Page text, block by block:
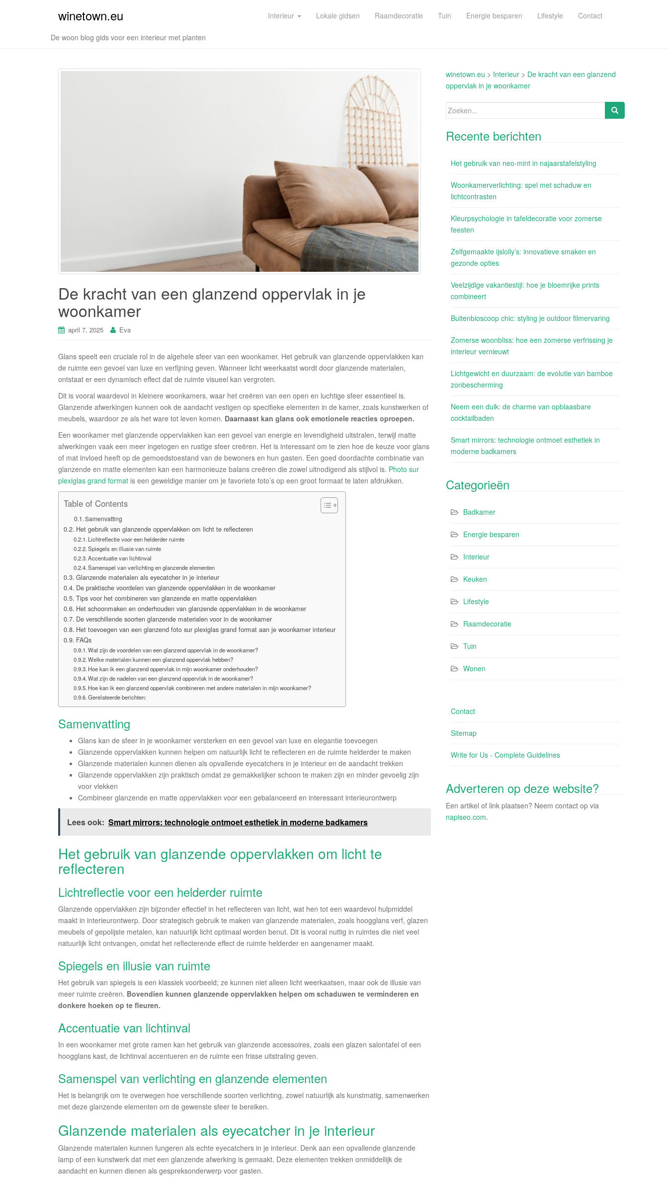
winetown.eu
De woon blog gids voor een interieur met planten
Interieur Lokale gidsen Raamdecoratie Tuin Energie besparen Lifestyle Contact
De kracht van een glanzend oppervlak in je
woonkamer
april 7, 2025 Eva
Glans speelt een cruciale rol in de algehele sfeer van een woonkamer. Het gebruik van glanzende oppervlakken kan
de ruimte een gevoel van luxe en verfijning geven. Wanneer licht weerkaatst wordt door glanzende materialen,
ontstaat er een dynamisch effect dat de ruimte visueel kan vergroten.
Dit is vooral waardevol in kleinere woonkamers, waar het creëren van een open en luchtige sfeer essentieel is.
Glanzende afwerkingen kunnen ook de aandacht vestigen op specifieke elementen in de kamer, zoals kunstwerken of
meubels, waardoor ze als het ware tot leven komen. Daarnaast kan glans ook emotionele reacties oproepen.
Een woonkamer met glanzende oppervlakken kan een gevoel van energie en levendigheid uitstralen, terwijl matte
afwerkingen vaak een meer ingetogen en rustige sfeer creëren. Het is interessant om te zien hoe de keuze voor glans
of mat invloed heeft op de gemoedstoestand van de bewoners en hun gasten. Een goed doordachte combinatie van
glanzende en matte elementen kan een harmonieuze balans creëren die zowel uitnodigend als stijlvol is. Photo sur
plexiglas grand format is een geweldige manier om je favoriete foto’s op een groot formaat te laten afdrukken.
Table of Contents
Samenvatting
Het gebruik van glanzende oppervlakken om licht te reflecteren
Lichtreflectie voor een helderder ruimte
Spiegels en illusie van ruimte
Accentuatie van lichtinval
Samenspel van verlichting en glanzende elementen
Glanzende materialen als eyecatcher in je interieur
De praktische voordelen van glanzende oppervlakken in de woonkamer
Tips voor het combineren van glanzende en matte oppervlakken
Het schoonmaken en onderhouden van glanzende oppervlakken in de woonkamer
De verschillende soorten glanzende materialen voor in de woonkamer
Het toevoegen van een glanzend foto sur plexiglas grand format aan je woonkamer interieur
FAQs
Wat zijn de voordelen van een glanzend oppervlak in de woonkamer?
Welke materialen kunnen een glanzend oppervlak hebben?
Hoe kan ik een glanzend oppervlak in mijn woonkamer onderhouden?
Wat zijn de nadelen van een glanzend oppervlak in de woonkamer?
Hoe kan ik een glanzend oppervlak combineren met andere materialen in mijn woonkamer?
Gerelateerde berichten:
Samenvatting
Glans kan de sfeer in je woonkamer versterken en een gevoel van luxe en elegantie toevoegen
Glanzende oppervlakken kunnen helpen om natuurlijk licht te reflecteren en de ruimte helderder te maken
Glanzende materialen kunnen dienen als opvallende eyecatchers in je interieur en de aandacht trekken
Glanzende oppervlakken zijn praktisch omdat ze gemakkelijker schoon te maken zijn en minder gevoelig zijn
voor vlekken
Combineer glanzende en matte oppervlakken voor een gebalanceerd en interessant interieurontwerp
Lees ook: Smart mirrors: technologie ontmoet esthetiek in moderne badkamers
Het gebruik van glanzende oppervlakken om licht te
reflecteren
Lichtreflectie voor een helderder ruimte
Glanzende oppervlakken zijn bijzonder effectief in het reflecteren van licht, wat hen tot een waardevol hulpmiddel
maakt in interieurontwerp. Door strategisch gebruik te maken van glanzende materialen, zoals hoogglans verf, glazen
meubels of gepolijste metalen, kan natuurlijk licht optimaal worden benut. Dit is vooral nuttig in ruimtes die niet veel
natuurlijk licht ontvangen, omdat het reflecterende effect de ruimte helderder en aangenamer maakt.
Spiegels en illusie van ruimte
Het gebruik van spiegels is een klassiek voorbeeld; ze kunnen niet alleen licht weerkaatsen, maar ook de illusie van
meer ruimte creëren. Bovendien kunnen glanzende oppervlakken helpen om schaduwen te verminderen en
donkere hoeken op te fleuren.
Accentuatie van lichtinval
In een woonkamer met grote ramen kan het gebruik van glanzende accessoires, zoals een glazen salontafel of een
hoogglans kast, de lichtinval accentueren en de ruimte een frisse uitstraling geven.
Samenspel van verlichting en glanzende elementen
Het is belangrijk om te overwegen hoe verschillende soorten verlichting, zowel natuurlijk als kunstmatig, samenwerken
met deze glanzende elementen om de gewenste sfeer te bereiken.
Glanzende materialen als eyecatcher in je interieur
Glanzende materialen kunnen fungeren als echte eyecatchers in je interieur. Denk aan een opvallende glanzende
lamp of een kunstwerk dat met een glanzende afwerking is gemaakt. Deze elementen trekken onmiddellijk de
aandacht en kunnen dienen als gespreksonderwerp voor gasten.
winetown.eu > Interieur > De kracht van een glanzend
oppervlak in je woonkamer
Zoeken
Recente berichten
Het gebruik van neo-mint in najaarstafelstyling
Woonkamerverlichting: spel met schaduw en
lichtcontrasten
Kleurpsychologie in tafeldecoratie voor zomerse
feesten
Zelfgemaakte ijslolly’s: innovatieve smaken en
gezonde opties
Veelzijdige vakantiestijl: hoe je bloemrijke prints
combineert
Buitenbioscoop chic: styling je outdoor filmervaring
Zomerse woonbliss: hoe een zomerse verfrissing je
interieur vernieuwt
Lichtgewicht en duurzaam: de evolutie van bamboe
zonbescherming
Neem een duik: de charme van opblaasbare
cocktailbaden
Smart mirrors: technologie ontmoet esthetiek in
moderne badkamers
Categorieën
Badkamer
Energie besparen
Interieur
Keuken
Lifestyle
Raamdecoratie
Tuin
Wonen
Contact
Sitemap
Write for Us - Complete Guidelines
Adverteren op deze website?
Een artikel of link plaatsen? Neem contact op via
napiseo.com.